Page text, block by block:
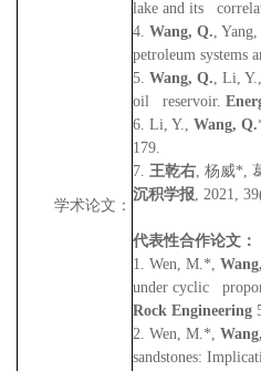
学术论文：
lake and its
4. Wang, Q.,
petroleum systems
5. Wang, Q., Li,
oil reservoir.
6. Li, Y., Wang, Q.
179.
7. 王乾右, 杨威*,
沉积学报, 2021,
代表性合作论文：
1. Wen, M.*,
under cyclic
Rock Engineering
2. Wen, M.*,
sandstones: